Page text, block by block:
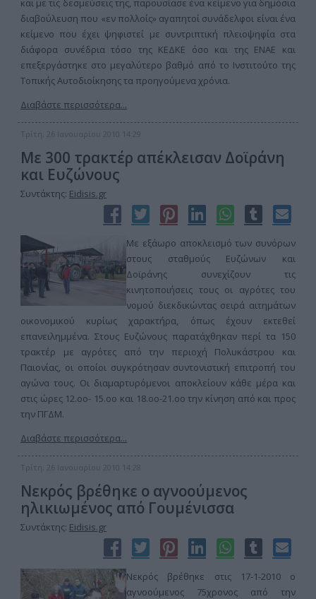
και με τις δεσμεύσεις της, παρουσίασε ένα κείμενο για δημόσια
διαβούλευση που «εν πολλοίς» αγαπητοί συνάδελφοι είναι ένα
κείμενο που έχει ψηφιστεί με συντριπτική πλειοψηφία στα
διάφορα συνέδρια τόσο της ΚΕΔΚΕ όσο και της ΕΝΑΕ και
επεξεργάστηκε στο μεγαλύτερο βαθμό από το Ινστιτούτο της
Τοπικής Αυτοδιοίκησης τα προηγούμενα χρόνια.
Διαβάστε περισσότερα...
Τρίτη, 26 Ιανουαρίου 2010 14:29
Με 300 τρακτέρ απέκλεισαν Δοϊράνη
και Ευζώνους
Συντάκτης: Eidisis.gr
Με εξάωρο αποκλεισμό των συνόρων
στους σταθμούς Ευζώνων και
Δοϊράνης συνεχίζουν τις
κινητοποιήσεις τους οι αγρότες του
νομού διεκδικώντας σειρά αιτημάτων
οικονομικού κυρίως χαρακτήρα, όπως έχουν εκτεθεί
επανειλημμένα. Στους Ευζώνους παρατάχθηκαν περί τα 150
τρακτέρ με αγρότες από την περιοχή Πολυκάστρου και
Παιονίας, οι οποίοι συγκρότησαν συντονιστική επιτροπή του
αγώνα τους. Οι διαμαρτυρόμενοι αποκλείουν κάθε μέρα και
στις ώρες 12.οο- 15.οο και 18.οο-21.οο την κίνηση από και προς
την ΠΓΔΜ.
Διαβάστε περισσότερα...
Τρίτη, 26 Ιανουαρίου 2010 14:28
Νεκρός βρέθηκε ο αγνοούμενος
ηλικιωμένος από Γουμένισσα
Συντάκτης: Eidisis.gr
Νεκρός βρέθηκε στις 17-1-2010 ο
αγνοούμενος 75χρονος από την